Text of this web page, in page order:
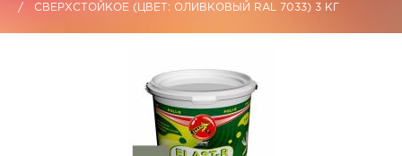
СВЕРХСТОЙКОЕ (ЦВЕТ: ОЛИВКОВЫЙ RAL 7033) 3 КГ